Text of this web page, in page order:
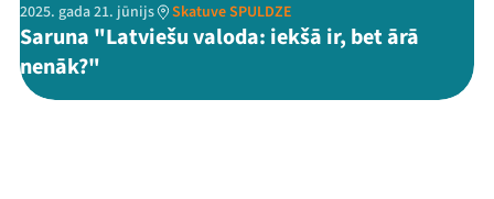
2025. gada 21. jūnijs Skatuve SPULDZE
Saruna "Latviešu valoda: iekšā ir, bet ārā
nenāk?"